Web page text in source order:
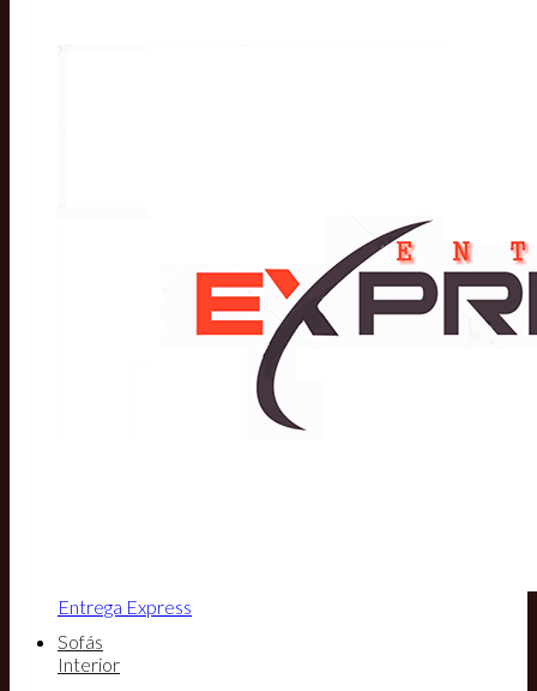
Entrega Express
Sofás
Interior